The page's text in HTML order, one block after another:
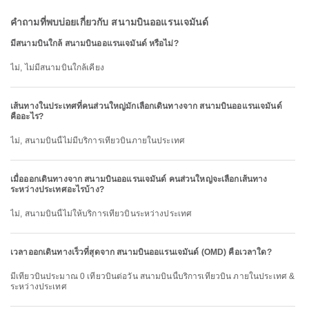
คำถามที่พบบ่อยเกี่ยวกับ สนามบินออแรนเจมันด์
มีสนามบินใกล้ สนามบินออแรนเจมันด์ หรือไม่?
ไม่, ไม่มีสนามบินใกล้เคียง
เส้นทางในประเทศที่คนส่วนใหญ่มักเลือกเดินทางจาก สนามบินออแรนเจมันด์
คืออะไร?
ไม่, สนามบินนี้ไม่มีบริการเที่ยวบินภายในประเทศ
เมื่อออกเดินทางจาก สนามบินออแรนเจมันด์ คนส่วนใหญ่จะเลือกเส้นทาง
ระหว่างประเทศอะไรบ้าง?
ไม่, สนามบินนี้ไม่ให้บริการเที่ยวบินระหว่างประเทศ
เวลาออกเดินทางเร็วที่สุดจาก สนามบินออแรนเจมันด์ (OMD) คือเวลาใด?
มีเที่ยวบินประมาณ 0 เที่ยวบินต่อวัน สนามบินนี้บริการเที่ยวบิน ภายในประเทศ &
ระหว่างประเทศ